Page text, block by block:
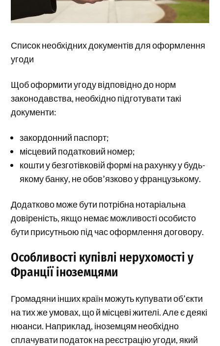
Список необхідних документів для оформлення
угоди
Щоб оформити угоду відповідно до норм
законодавства, необхідно підготувати такі
документи:
закордонний паспорт;
місцевий податковий номер;
кошти у безготівковій формі на рахунку у будь-
якому банку, не обов’язково у французькому.
Додатково може бути потрібна нотаріальна
довіреність, якщо немає можливості особисто
бути присутньою під час оформлення договору.
Особливості купівлі нерухомості у
Франції іноземцями
Громадяни інших країн можуть купувати об’єкти
на тих же умовах, що й місцеві жителі. Але є деякі
нюанси. Наприклад, іноземцям необхідно
сплачувати податок на реєстрацію угоди, який